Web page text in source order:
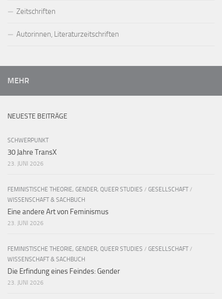
Zeitschriften
Autorinnen, Literaturzeitschriften
MEHR
NEUESTE BEITRÄGE
SCHWERPUNKT
30 Jahre TransX
23. JUNI 2026
FEMINISTISCHE THEORIE, GENDER, QUEER STUDIES / GESELLSCHAFT /
WISSENSCHAFT & SACHBUCH
Eine andere Art von Feminismus
23. JUNI 2026
FEMINISTISCHE THEORIE, GENDER, QUEER STUDIES / GESELLSCHAFT /
WISSENSCHAFT & SACHBUCH
Die Erfindung eines Feindes: Gender
23. JUNI 2026